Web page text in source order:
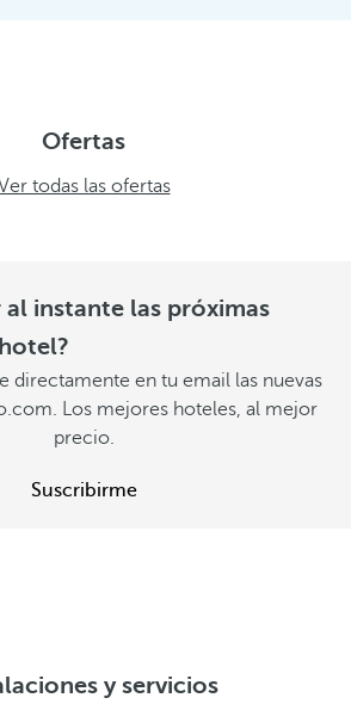
Ofertas
todas las ofertas
al instante las próximas
directamente en tu email las nuevas
Los mejores hoteles, al mejor
precio.
Suscribirme
y servicios